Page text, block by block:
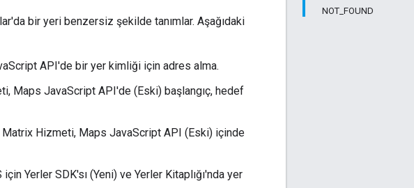
NOT_FOUND
bir yeri benzersiz şekilde tanımlar. Aşağıdaki
API'de bir yer kimliği için adres alma.
Maps JavaScript API'de (Eski) başlangıç, hedef
Hizmeti, Maps JavaScript API (Eski) içinde
Yerler SDK'sı (Yeni) ve Yerler Kitaplığı'nda yer